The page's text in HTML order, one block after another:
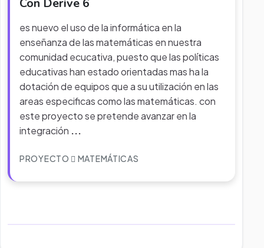
Con Derive 6
es nuevo el uso de la informática en la
enseñanza de las matemáticas en nuestra
comunidad ecucativa, puesto que las políticas
educativas han estado orientadas mas ha la
dotación de equipos que a su utilización en las
areas especificas como las matemáticas. con
este proyecto se pretende avanzar en la
integración ...
PROYECTO MATEMÁTICAS